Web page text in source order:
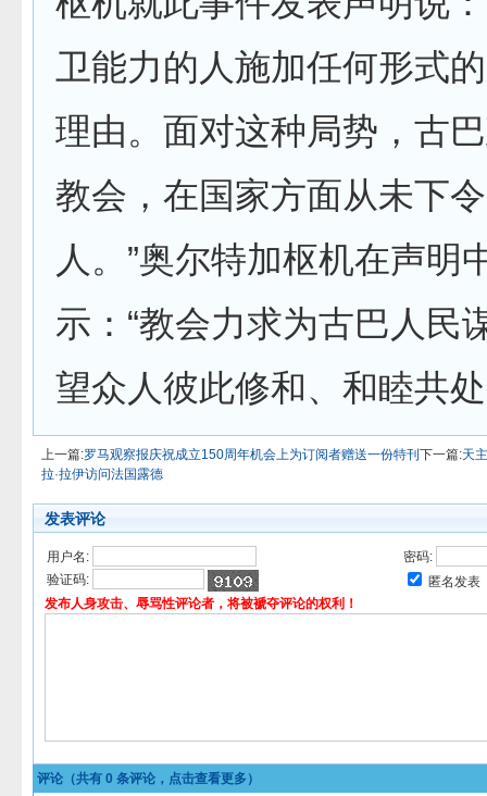
卫能力的人施加任何形式
理由。面对这种局势，古
教会，在国家方面从未下
人。”奥尔特加枢机在声明
示：“教会力求为古巴人民
望众人彼此修和、和睦共
上一篇:罗马观察报庆祝成立150周年机会上为订阅者赠送一份特刊 下一篇:天
拉·拉伊访问法国露德
发表评论
用户名:
密码:
验证码:
匿名发表
发布人身攻击、辱骂性评论者，将被褫夺评论的权利！
评论（共有 0 条评论，点击查看更多）